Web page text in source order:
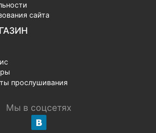
сайта
прослушивания
Мы в соцсетях